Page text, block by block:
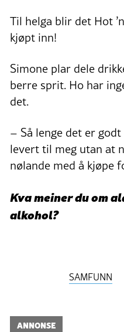
Til helga blir det Hot
kjøpt inn!
Simone plar dele
berre sprit. Ho har
det.
– Så lenge det er
levert til meg utan at
nølande med å kjøpe
Kva meiner du om
alkohol?
SAMFUNN
ANNONSE